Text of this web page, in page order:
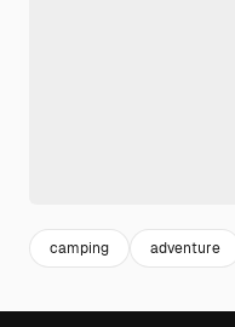
camping adventure